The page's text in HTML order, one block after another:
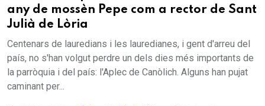
any de mossèn Pepe com a rector de Sant
Julià de Lòria
Centenars de lauredians i les lauredianes, i gent d'arreu del
país, no s'han volgut perdre un dels dies més importants de
la parròquia i del país: l'Aplec de Canòlich. Alguns han pujat
caminant per...